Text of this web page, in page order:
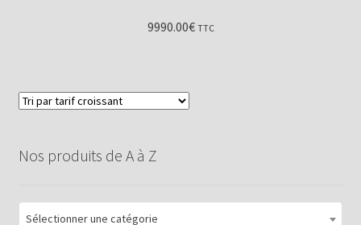
9990.00€ TTC
Nos produits de A à Z
Sélectionner une catégorie